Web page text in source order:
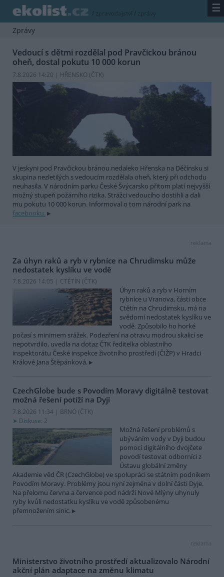
/ zpravodajství / zprávy ☰
Zprávy
Vedoucí s dětmi rozdělal pod Pravčickou bránou
oheň, dostal pokutu 10 000 korun
7.8.2026 14:20 | HŘENSKO (ČTK)
V jeskyni pod Pravčickou bránou nedaleko Hřenska na Děčínsku si
skupina nezletilých s vedoucím rozdělala oheň, který při odchodu
neuhasila. V národním parku České Švýcarsko přitom platí nejvyšší
možný stupeň požárního rizika. Strážci vedoucího dostihli a dali
mu pokutu 10 000 korun. Informoval o tom národní park na
facebooku.
reklama
Za úhyn raků a ryb v rybníce na Chrudimsku může
nedostatek kyslíku ve vodě
7.8.2026 14:05 | CTĚTÍN (ČTK)
Úhyn raků a ryb v Horním
rybníce u Vranova, části obce
Ctětín na Chrudimsku, má na
svědomí nedostatek kyslíku ve
vodě. Způsobilo ho horké
počasí s minimem srážek. Podezření na otravu modrou skalicí se
nepotvrdilo, uvedla na dotaz ČTK ředitelka oblastního
inspektorátu České inspekce životního prostředí (ČIŽP) v Hradci
Králové Jana Štěpánková.
CzechGlobe bude s Povodím Moravy digitálně testovat
možná řešení potíží na Dyji
7.8.2026 11:34 | BRNO (ČTK)
Diskuse: 2
Možná řešení problémů s
ubýváním vody v Dyji budou
pomocí digitálního dvojčete
povodí testovat odborníci z
Ústavu globální změny
Akademie věd ČR (CzechGlobe) ve spolupráci se státním podnikem
Povodím Moravy. Problémy jsou nyní zejména v dolní části Dyje.
Na přelomu června a července pod nádrží Nové Mlýny uhynuly
ryby kvůli nedostatku kyslíku ve vodě způsobenému
přemnožením sinic.
reklama
Ministerstvo životního prostředí aktualizovalo Národní
akční plán adaptace na změnu klimatu